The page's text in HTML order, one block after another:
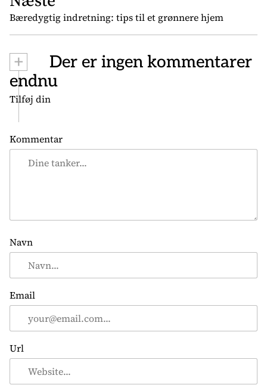
l
æ
s
n
a
g
n
Bæredygtig indretning: tips til et grønnere hjem
+
Der er ingen kommentarer
endnu
Tilføj din
Kommentar
Navn
Email
Url